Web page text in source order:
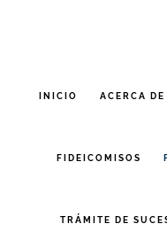
INICIO ACERCA DE
FIDEICOMISOS
TRÁMITE DE